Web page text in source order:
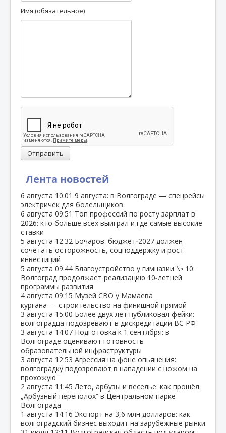
Лента новостей
6 августа 10:01 9 августа: в Волгограде — спецрейсы
электричек для болельщиков
6 августа 09:51 Топ профессий по росту зарплат в
2026: кто больше всех выиграл и где самые высокие
ставки
5 августа 12:32 Бочаров: бюджет‑2027 должен
сочетать осторожность, соцподдержку и рост
инвестиций
5 августа 09:44 Благоустройство у гимназии № 10:
Волгоград продолжает реализацию 10‑летней
программы развития
4 августа 09:15 Музей СВО у Мамаева
кургана — строительство на финишной прямой
3 августа 15:00 Более двух лет публиковал фейки:
волгоградца подозревают в дискредитации ВС РФ
3 августа 14:07 Подготовка к 1 сентября: в
Волгограде оценивают готовность
образовательной инфраструктуры
3 августа 12:53 Агрессия на фоне опьянения:
волгоградку подозревают в нападении с ножом на
прохожую
2 августа 11:45 Лето, арбузы и веселье: как прошёл
„Арбузный переполох“ в Центральном парке
Волгограда
1 августа 14:16 Экспорт на 3,6 млн долларов: как
волгоградский бизнес выходит на зарубежные рынки
Имя (обязательное)
Отправить